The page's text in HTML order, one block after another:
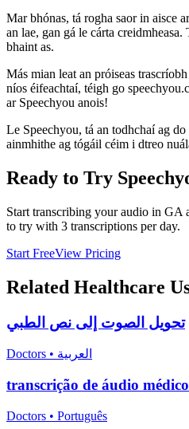
Mar bhónas, tá rogha saor in aisce
an lae, gan gá le cárta creidmheasa.
bhaint as.
Más mian leat an próiseas
níos éifeachtaí, téigh go
ar Speechyou anois!
Le Speechyou, tá an todhchaí ag
ainmhithe ag tógáil céim i dtreo
Ready to Try
Start transcribing your audio in GA
to try with 3 transcriptions per day.
Start FreeView Pricing
Related Healthcare
تحويل الصوت إلى نص الطبي
Doctors • العربية
transcrição de áudio médico
Doctors • Português